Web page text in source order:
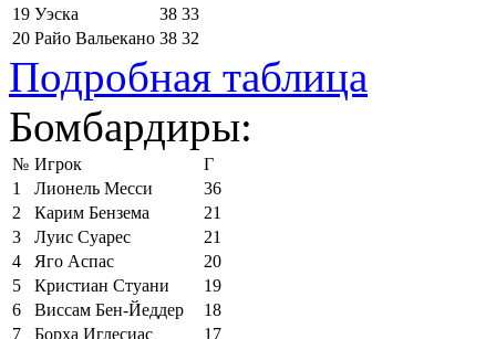
19 Уэска 38 33
20 Райо Вальекано 38 32
Подробная таблица
Бомбардиры:
№ Игрок
Г
1
Лионель Месси
36
2
Карим Бензема
21
3
Луис Суарес
21
4
Яго Аспас
20
5
Кристиан Стуани
19
6
Виссам Бен-Йеддер
18
7
Борха Иглесиас
17